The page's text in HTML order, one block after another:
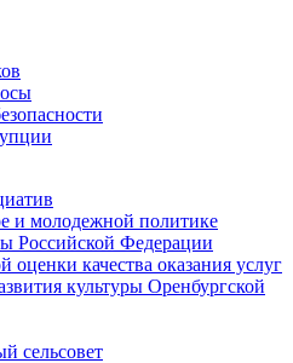
и молодежной политике
Российской Федерации
оценки качества оказания услуг
культуры Оренбургской
сельсовет